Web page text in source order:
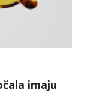
imaju